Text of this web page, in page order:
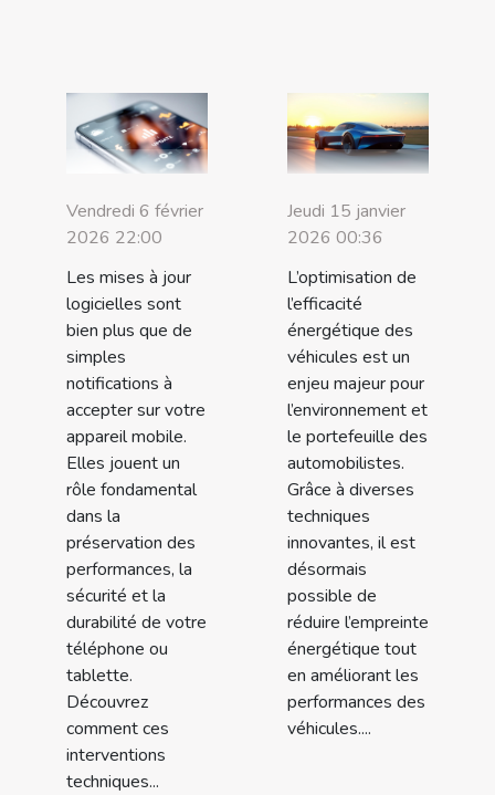
Vendredi 6 février
2026 22:00
Les mises à jour
logicielles sont
bien plus que de
simples
notifications à
accepter sur votre
appareil mobile.
Elles jouent un
rôle fondamental
dans la
préservation des
performances, la
sécurité et la
durabilité de votre
téléphone ou
tablette.
Découvrez
comment ces
interventions
techniques...
Jeudi 15 janvier
2026 00:36
L’optimisation de
l’efficacité
énergétique des
véhicules est un
enjeu majeur pour
l’environnement et
le portefeuille des
automobilistes.
Grâce à diverses
techniques
innovantes, il est
désormais
possible de
réduire l’empreinte
énergétique tout
en améliorant les
performances des
véhicules....